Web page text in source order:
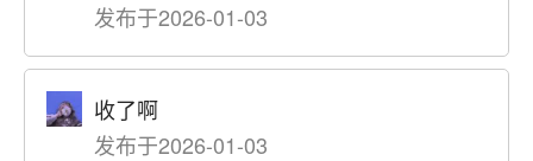
发布于2026-01-03
收了啊
发布于2026-01-03